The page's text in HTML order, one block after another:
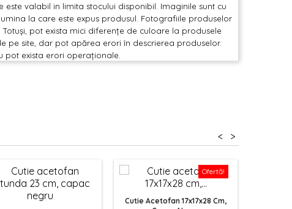
este valabil in limita stocului disponibil. Imaginile sunt cu
la care este expus produsul. Fotografiile produselor
pot exista mici diferențe de culoare la produsele
pe site, dar pot apărea erori în descrierea produselor.
pot exista erori operaționale.
>
<
Ofertă!
Cutie Acetofan 17x17x28 Cm,